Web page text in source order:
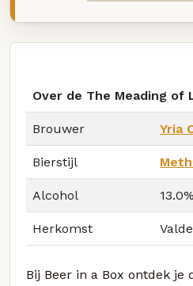
Over de The Meading of
Brouwer Yria
Bierstijl
Alcohol 13.0%
Herkomst
Bij Beer in a Box ontdek je